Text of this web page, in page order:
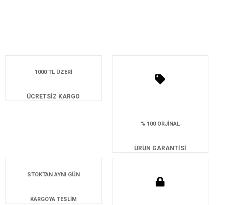
1000 TL ÜZERİ
ÜCRETSİZ KARGO
% 100 ORJİNAL
ÜRÜN GARANTİSİ
STOKTAN AYNI GÜN
KARGOYA TESLİM